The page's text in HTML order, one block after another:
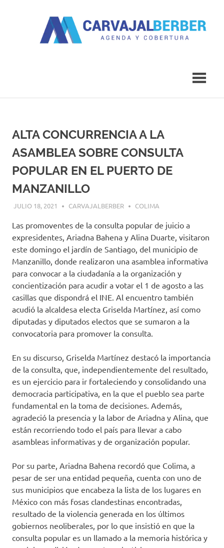
ALTA CONCURRENCIA A LA
ASAMBLEA SOBRE CONSULTA
POPULAR EN EL PUERTO DE
MANZANILLO
JULIO 18, 2021 CARVAJALBERBER COLIMA
Las promoventes de la consulta popular de juicio a
expresidentes, Ariadna Bahena y Alina Duarte, visitaron
este domingo el jardín de Santiago, del municipio de
Manzanillo, donde realizaron una asamblea informativa
para convocar a la ciudadanía a la organización y
concientización para acudir a votar el 1 de agosto a las
casillas que dispondrá el INE. Al encuentro también
acudió la alcaldesa electa Griselda Martínez, así como
diputadas y diputados electos que se sumaron a la
convocatoria para promover la consulta.
En su discurso, Griselda Martínez destacó la importancia
de la consulta, que, independientemente del resultado,
es un ejercicio para ir fortaleciendo y consolidando una
democracia participativa, en la que el pueblo sea parte
fundamental en la toma de decisiones. Además,
agradeció la presencia y la labor de Ariadna y Alina, que
están recorriendo todo el país para llevar a cabo
asambleas informativas y de organización popular.
Por su parte, Ariadna Bahena recordó que Colima, a
pesar de ser una entidad pequeña, cuenta con uno de
sus municipios que encabeza la lista de los lugares en
México con más fosas clandestinas encontradas,
resultado de la violencia generada en los últimos
gobiernos neoliberales, por lo que insistió en que la
consulta popular es un llamado a la memoria histórica y